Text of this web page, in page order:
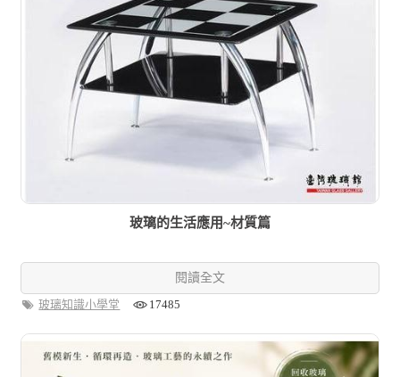
玻璃的生活應用~材質篇
閱讀全文
玻璃知識小學堂
17485